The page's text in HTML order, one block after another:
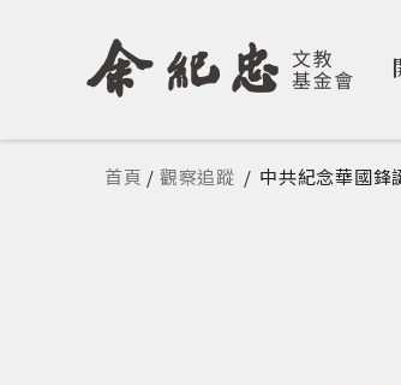
您在這裡
首頁 / 觀察追蹤 / 中共紀念華國鋒